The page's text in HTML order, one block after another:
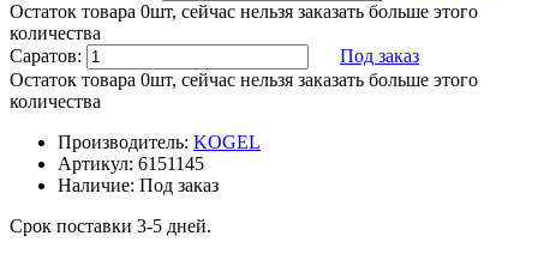
Остаток товара 0шт, сейчас нельзя заказать больше этого
количества
Саратов:
Под заказ
Остаток товара 0шт, сейчас нельзя заказать больше этого
количества
Производитель: KOGEL
Артикул: 6151145
Наличие: Под заказ
Срок поставки 3-5 дней.